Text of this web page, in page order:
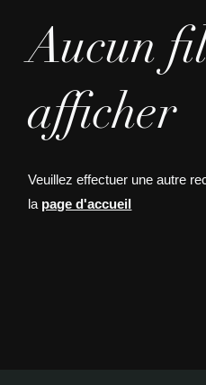
Aucun
afficher
Veuillez effectuer une autre
la page d'accueil